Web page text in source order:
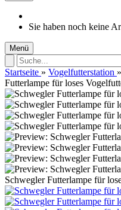
Sie haben noch keine
Menü
Startseite » Vogelfutterstation »
Futterlampe für loses
Schwegler Futterlampe für